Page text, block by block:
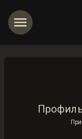
Профиль